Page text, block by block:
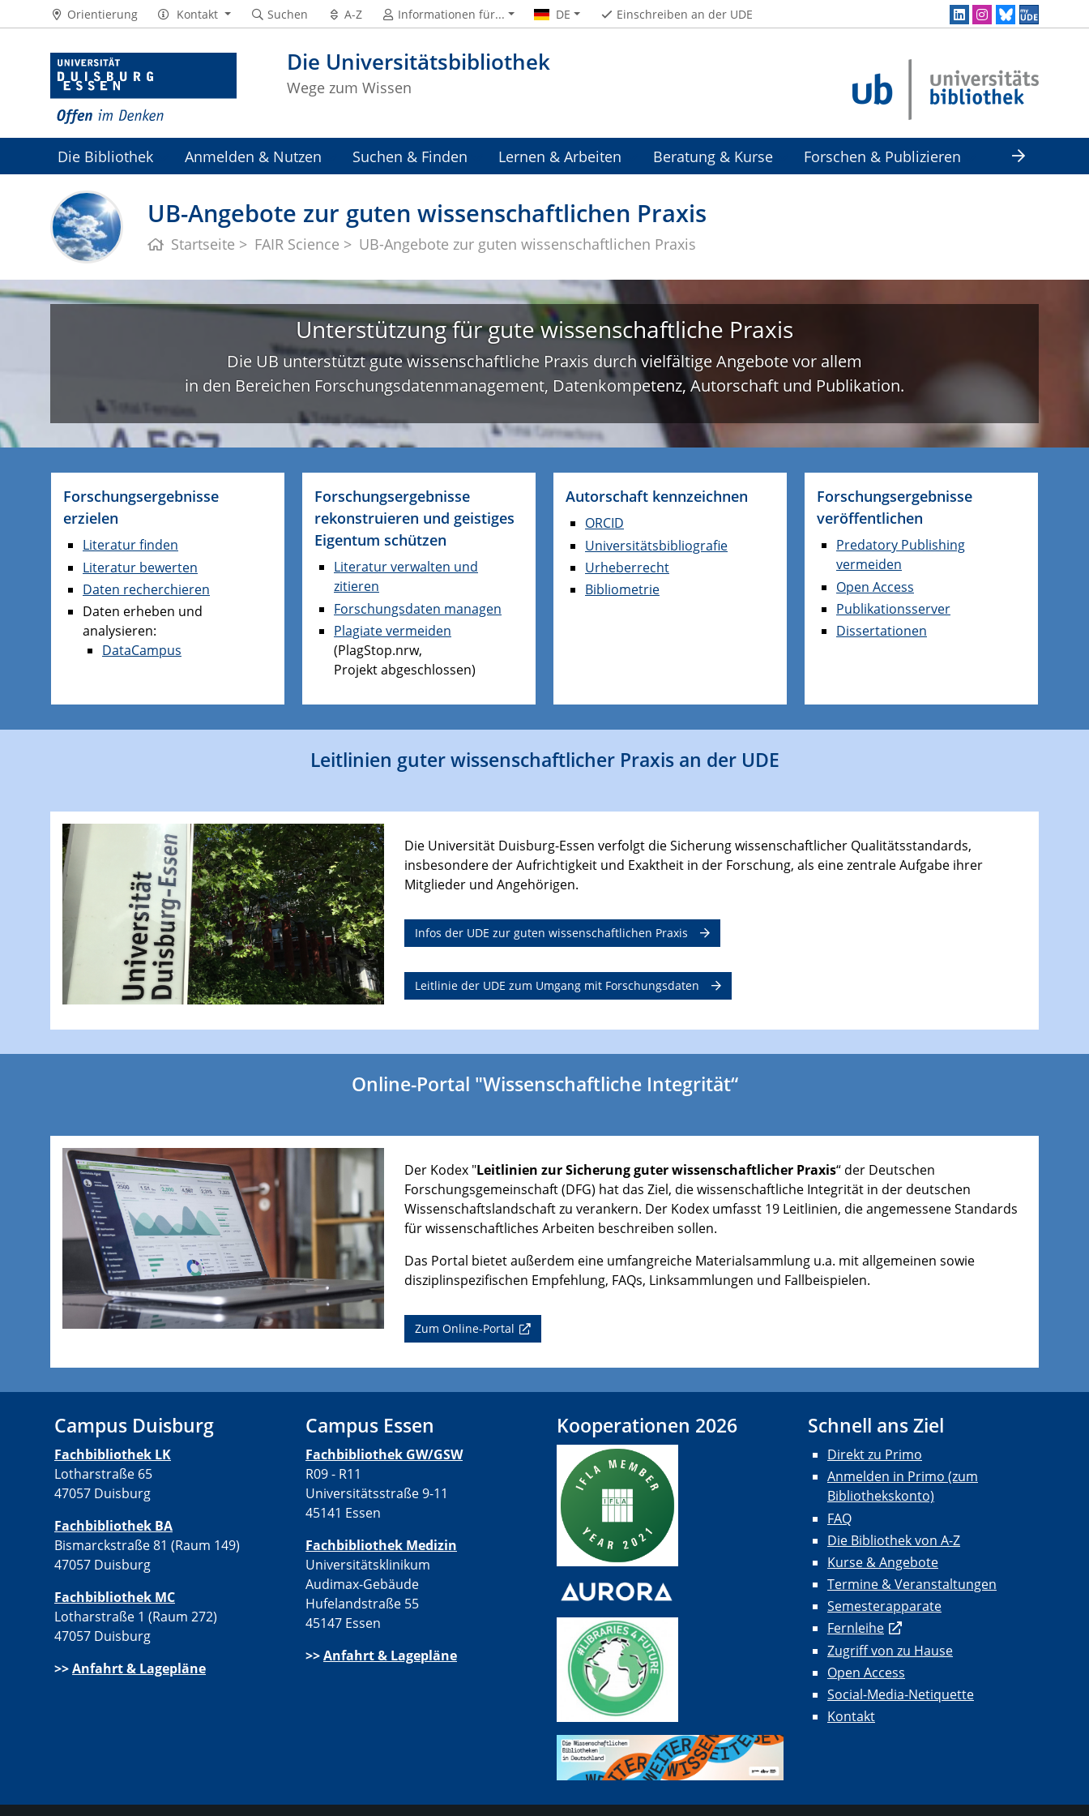
Die Universitätsbibliothek
Wege zum Wissen
Orientierung Kontakt Suchen A-Z Informationen für... DE Einschreiben an der UDE
Die Bibliothek Anmelden & Nutzen Suchen & Finden Lernen & Arbeiten Beratung & Kurse
Forschen & Publizieren
Universitätsarchiv
UB-Angebote zur guten wissenschaftlichen Praxis
Startseite FAIR Science UB-Angebote zur guten wissenschaftlichen Praxis
Unterstützung für gute wissenschaftliche Praxis
Die UB unterstützt gute wissenschaftliche Praxis durch vielfältige Angebote vor allem
in den Bereichen Forschungsdatenmanagement, Datenkompetenz, Autorschaft und Publikation.
Forschungsergebnisse
erzielen
Literatur finden
Literatur bewerten
Daten recherchieren
Daten erheben und
analysieren:
DataCampus
Forschungsergebnisse
rekonstruieren und geistiges
Eigentum schützen
Literatur verwalten und
zitieren
Forschungsdaten managen
Plagiate vermeiden
(PlagStop.nrw,
Projekt abgeschlossen)
Autorschaft kennzeichnen
ORCID
Universitätsbibliografie
Urheberrecht
Bibliometrie
Forschungsergebnisse
veröffentlichen
Predatory Publishing
vermeiden
Open Access
Publikationsserver
Dissertationen
Leitlinien guter wissenschaftlicher Praxis an der UDE
Die Universität Duisburg-Essen verfolgt die Sicherung wissenschaftlicher Qualitätsstandards,
insbesondere der Aufrichtigkeit und Exaktheit in der Forschung, als eine zentrale Aufgabe ihrer
Mitglieder und Angehörigen.
Infos der UDE zur guten wissenschaftlichen Praxis
Leitlinie der UDE zum Umgang mit Forschungsdaten
Online-Portal "Wissenschaftliche Integrität“
Der Kodex "Leitlinien zur Sicherung guter wissenschaftlicher Praxis“ der Deutschen
Forschungsgemeinschaft (DFG) hat das Ziel, die wissenschaftliche Integrität in der deutschen
Wissenschaftslandschaft zu verankern. Der Kodex umfasst 19 Leitlinien, die angemessene Standards
für wissenschaftliches Arbeiten beschreiben sollen.
Das Portal bietet außerdem eine umfangreiche Materialsammlung u.a. mit allgemeinen sowie
disziplinspezifischen Empfehlung, FAQs, Linksammlungen und Fallbeispielen.
Zum Online-Portal
Campus Duisburg
Fachbibliothek LK
Lotharstraße 65
47057 Duisburg
Fachbibliothek BA
Bismarckstraße 81 (Raum 149)
47057 Duisburg
Fachbibliothek MC
Lotharstraße 1 (Raum 272)
47057 Duisburg
>>Anfahrt & Lagepläne
Campus Essen
Fachbibliothek GW/GSW
R09 - R11
Universitätsstraße 9-11
45141 Essen
Fachbibliothek Medizin
Universitätsklinikum
Audimax-Gebäude
Hufelandstraße 55
45147 Essen
>>Anfahrt & Lagepläne
Kooperationen 2026 Schnell ans Ziel
Direkt zu Primo
Anmelden in Primo (zum
Bibliothekskonto)
FAQ
Die Bibliothek von A-Z
Kurse & Angebote
Termine & Veranstaltungen
Semesterapparate
Fernleihe
Zugriff von zu Hause
Open Access
Social-Media-Netiquette
Kontakt